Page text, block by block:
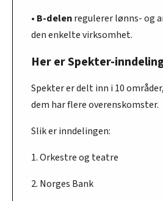
• B-delenregulerer lønns- og
den enkelte virksomhet.
Her er Spekter-
Spekter er delt inn i 10
dem har flere overenskomster.
Slik er inndelingen:
1. Orkestre og teatre
2. Norges Bank